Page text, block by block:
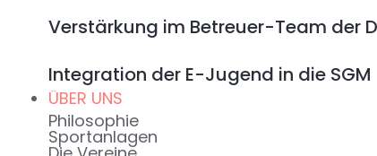
Verstärkung im Betreuer-Team der
Integration der E-Jugend in die SGM
ÜBER UNS
Philosophie
Sportanlagen